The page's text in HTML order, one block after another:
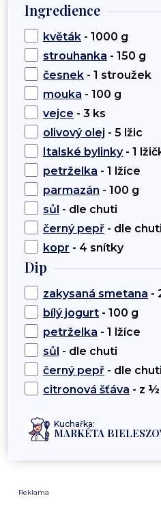
Ingredience
květák - 1000 g
strouhanka - 150 g
česnek - 1 stroužek
mouka - 100 g
vejce - 3 ks
olivový olej - 5 lžic
Italské bylinky- 1
petrželka - 1 lžíce
parmazán - 100 g
sůl - dle chuti
černý pepř - dle chuti
kopr - 4 snítky
Dip
zakysaná smetana -
bílý jogurt - 100 g
petrželka - 1 lžíce
sůl - dle chuti
černý pepř - dle chuti
citronová šťáva - z ½
Kuchařka:
MARKÉTA
Reklama